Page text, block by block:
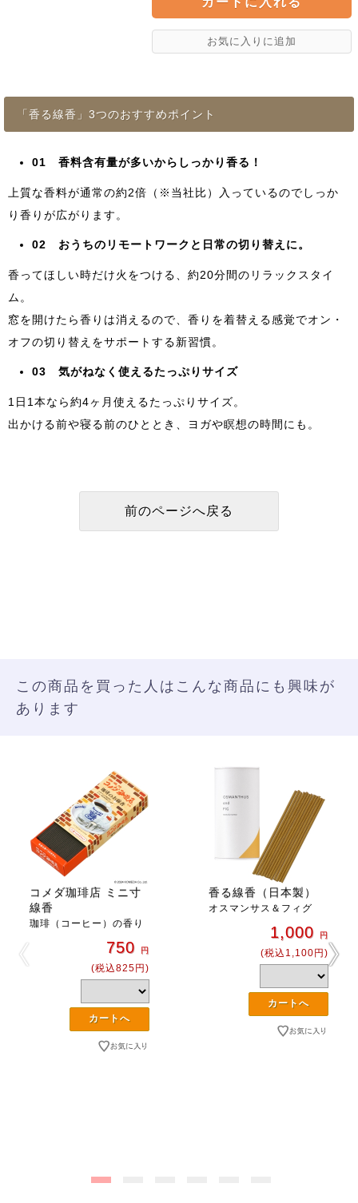
「香る線香」3つのおすすめポイント
01 香料含有量が多いからしっかり香る！
上質な香料が通常の約2倍（※当社比）入っているのでしっか
り香りが広がります。
02 おうちのリモートワークと日常の切り替えに。
香ってほしい時だけ火をつける、約20分間のリラックスタイ
ム。
窓を開けたら香りは消えるので、香りを着替える感覚でオン・
オフの切り替えをサポートする新習慣。
03 気がねなく使えるたっぷりサイズ
1日1本なら約4ヶ月使えるたっぷりサイズ。
出かける前や寝る前のひととき、ヨガや瞑想の時間にも。
この商品を買った人はこんな商品にも興味が
あります
コメダ珈琲店 ミニ寸
線香
珈琲（コーヒー）の香り
750 円
(税込825円)
香る線香（日本製）
オスマンサス＆フィグ
1,000 円
(税込1,100円)